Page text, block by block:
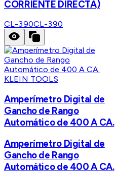
CORRIENTE DIRECTA)
CL-390CL-390
KLEIN TOOLS
Amperímetro Digital de
Gancho de Rango
Automático de 400 A CA.
Amperímetro Digital de
Gancho de Rango
Automático de 400 A CA.